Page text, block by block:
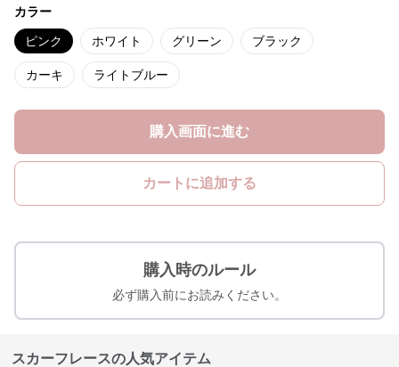
カラー
ピンク ホワイト グリーン ブラック
カーキ ライトブルー
購入画面に進む
カートに追加する
購入時のルール
必ず購入前にお読みください。
スカーフレースの人気アイテム